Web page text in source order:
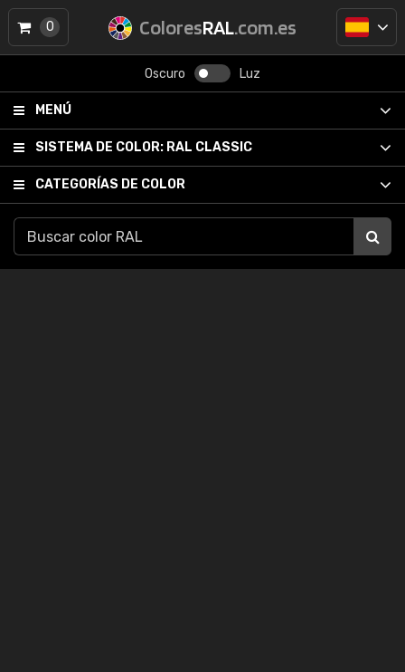
ColoresRAL.com.es
Oscuro Luz
MENÚ
SISTEMA DE COLOR: RAL CLASSIC
CATEGORÍAS DE COLOR
0